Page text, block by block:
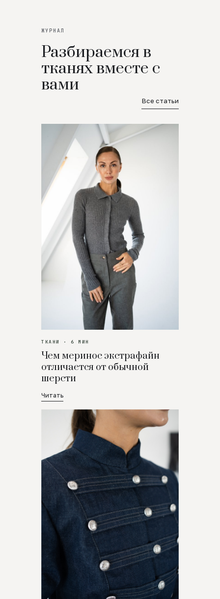
ЖУРНАЛ
Разбираемся в
тканях вместе с
вами
Все статьи
ТКАНИ · 6 МИН
Чем меринос экстрафайн
отличается от обычной
шерсти
Читать